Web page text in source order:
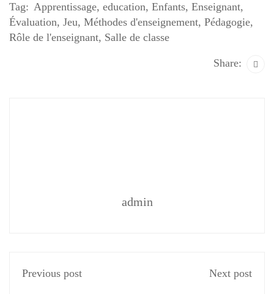
Tag: Apprentissage, education, Enfants, Enseignant,
Évaluation, Jeu, Méthodes d'enseignement, Pédagogie,
Rôle de l'enseignant, Salle de classe
Share:
admin
Previous post Next post